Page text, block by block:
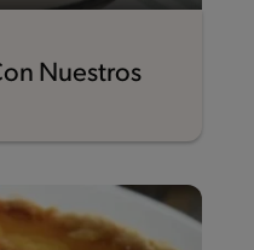
Nuestros